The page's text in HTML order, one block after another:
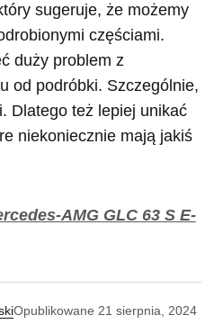
sugeruje, że możemy
częściami.
duży problem z
od podróbki. Szczególnie,
Dlatego też lepiej unikać
niekoniecznie mają jakiś
AMG GLC 63 S E-
Opublikowane 21 sierpnia, 2024